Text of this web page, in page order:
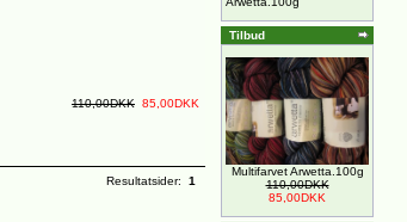
110,00DKK 85,00DKK
Resultatsider: 1
Tilbud
Multifarvet Arwetta.100g
110,00DKK
85,00DKK